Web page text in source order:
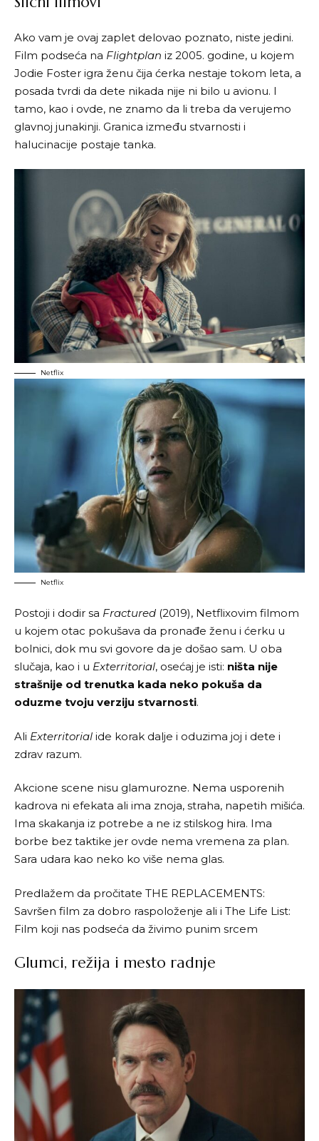
Ako vam je ovaj zaplet delovao poznato, niste jedini.
Film podseća na Flightplan iz 2005. godine, u kojem
Jodie Foster igra ženu čija ćerka nestaje tokom leta, a
posada tvrdi da dete nikada nije ni bilo u avionu. I
tamo, kao i ovde, ne znamo da li treba da verujemo
glavnoj junakinji. Granica između stvarnosti i
halucinacije postaje tanka.
Netflix
Netflix
Postoji i dodir sa Fractured (2019), Netflixovim filmom
u kojem otac pokušava da pronađe ženu i ćerku u
bolnici, dok mu svi govore da je došao sam. U oba
slučaja, kao i u Exterritorial, osećaj je isti: ništa nije
strašnije od trenutka kada neko pokuša da
oduzme tvoju verziju stvarnosti.
Ali Exterritorial ide korak dalje i oduzima joj i dete i
zdrav razum.
Akcione scene nisu glamurozne. Nema usporenih
kadrova ni efekata ali ima znoja, straha, napetih mišića.
Ima skakanja iz potrebe a ne iz stilskog hira. Ima
borbe bez taktike jer ovde nema vremena za plan.
Sara udara kao neko ko više nema glas.
Predlažem da pročitate THE REPLACEMENTS:
Savršen film za dobro raspoloženje ali i The Life List:
Film koji nas podseća da živimo punim srcem
Glumci, režija i mesto radnje